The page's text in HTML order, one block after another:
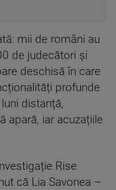
mii de români au
de judecători și
deschisă în care
profunde
distanță,
apară, iar acuzațiile
Rise
că Lia Savonea –